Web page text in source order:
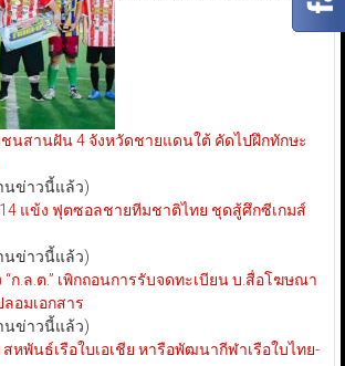
ชนสานฝัน 4 จังหวัดชายแดนใต้ คัดไปฝึกทักษะ
นข่าวนี้แล้ว)
แข้ง ฟุตซอลชายทีมชาติไทย ชุดสู้ศึกซีเกมส์
นข่าวนี้แล้ว)
“ก.ล.ต.” เพิกถอนการรับจดทะเบียน บ.สื่อโฆษณา
อมเอกสาร
นข่าวนี้แล้ว)
สหพันธ์เรือใบเอเชีย หารือพัฒนากีฬาเรือใบไทย-